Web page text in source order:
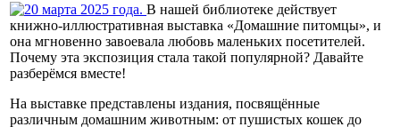
В нашей библиотеке действует
книжно-иллюстративная выставка «Домашние питомцы», и
она мгновенно завоевала любовь маленьких посетителей.
Почему эта экспозиция стала такой популярной? Давайте
разберёмся вместе!
На выставке представлены издания, посвящённые
различным домашним животным: от пушистых кошек до